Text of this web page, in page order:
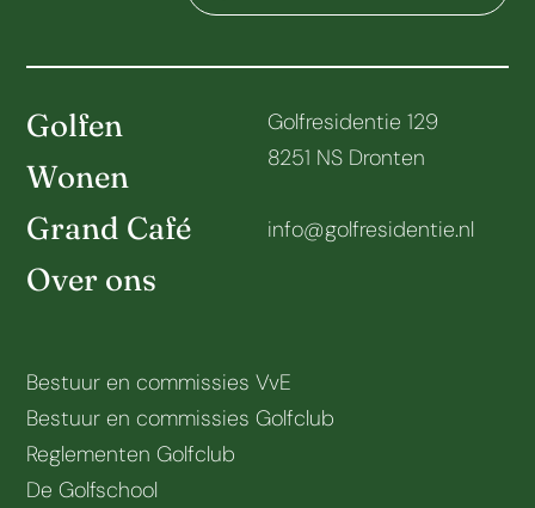
Golfen
Wonen
Grand Café
Over ons
Golfresidentie 129
8251 NS Dronten
info@golfresidentie.nl
Bestuur en commissies VvE
Bestuur en commissies Golfclub
Reglementen Golfclub
De Golfschool